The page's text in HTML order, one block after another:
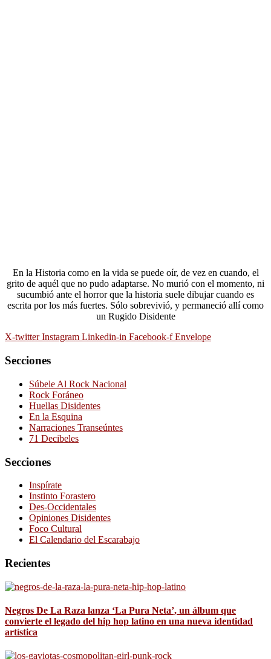
En la Historia como en la vida se puede oír, de vez en cuando, el
grito de aquél que no pudo adaptarse. No murió con el momento, ni
sucumbió ante el horror que la historia suele dibujar cuando es
escrita por los más fuertes. Sólo sobrevivió, y permaneció allí como
un Rugido Disidente
X-twitter Instagram Linkedin-in Facebook-f Envelope
Secciones
Súbele Al Rock Nacional
Rock Foráneo
Huellas Disidentes
En la Esquina
Narraciones Transeúntes
71 Decibeles
Secciones
Inspírate
Instinto Forastero
Des-Occidentales
Opiniones Disidentes
Foco Cultural
El Calendario del Escarabajo
Recientes
Negros De La Raza lanza ‘La Pura Neta’, un álbum que
convierte el legado del hip hop latino en una nueva identidad
artística